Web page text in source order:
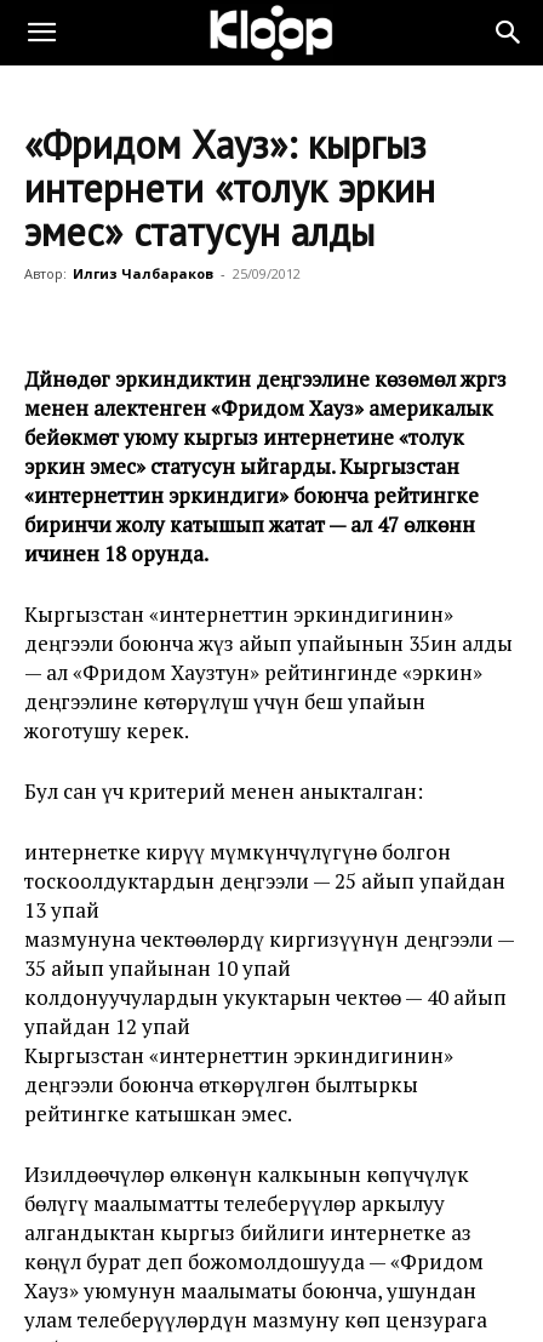
«Фридом Хауз»: кыргыз
интернети «толук эркин
эмес» статусун алды
Автор: Илгиз Чалбараков - 25/09/2012
Дүйнөдөгү эркиндиктин деңгээлине көзөмөл жүргүзүү
менен алектенген «Фридом Хауз» америкалык
бейөкмөт уюму кыргыз интернетине «толук
эркин эмес» статусун ыйгарды. Кыргызстан
«интернеттин эркиндиги» боюнча рейтингке
биринчи жолу катышып жатат — ал 47 өлкөнүн
ичинен 18 орунда.
Кыргызстан «интернеттин эркиндигинин»
деңгээли боюнча жүз айып упайынын 35ин алды
— ал «Фридом Хаузтун» рейтингинде «эркин»
деңгээлине көтөрүлүш үчүн беш упайын
жоготушу керек.
Бул сан үч критерий менен аныкталган:
интернетке кирүү мүмкүнчүлүгүнө болгон
тоскоолдуктардын деңгээли — 25 айып упайдан
13 упай
мазмунуна чектөөлөрдү киргизүүнүн деңгээли —
35 айып упайынан 10 упай
колдонуучулардын укуктарын чектөө — 40 айып
упайдан 12 упай
Кыргызстан «интернеттин эркиндигинин»
деңгээли боюнча өткөрүлгөн былтыркы
рейтингке катышкан эмес.
Изилдөөчүлөр өлкөнүн калкынын көпүчүлүк
бөлүгү маалыматты телеберүүлөр аркылуу
алгандыктан кыргыз бийлиги интернетке аз
көңүл бурат деп божомолдошууда — «Фридом
Хауз» уюмунун маалыматы боюнча, ушундан
улам телеберүүлөрдүн мазмуну көп цензурага